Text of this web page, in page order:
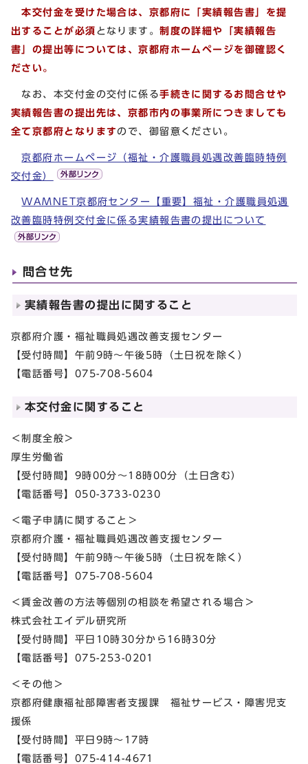
本交付金を受けた場合は、京都府に「実績報告書」を提
出することが必須 となります。制度の詳細や「実績報告
書」の提出等については、京都府ホームページを御確認く
ださい。
なお、本交付金の交付に係る手続きに関するお問合せや
実績報告書の提出先は、 京都市内の事業所につきましても
全て京都府となります ので、御留意ください。
京都府ホームページ（福祉・介護職員処遇改善臨時特例
交付金）
WAMNET京都府センター【重要】福祉・介護職員処遇
改善臨時特例交付金に係る実績報告書の提出について
問合せ先
実績報告書の提出に関すること
京都府介護・福祉職員処遇改善支援センター
【受付時間】午前9時～午後5時（土日祝を除く）
【電話番号】075-708-5604
本交付金に関すること
＜制度全般＞
厚生労働省
【受付時間】9時00分～18時00分（土日含む）
【電話番号】050-3733-0230
＜電子申請に関すること＞
京都府介護・福祉職員処遇改善支援センター
【受付時間】午前9時～午後5時（土日祝を除く）
【電話番号】075-708-5604
＜賃金改善の方法等個別の相談を希望される場合＞
株式会社エイデル研究所
【受付時間】平⽇10時30分から16時30分
【電話番号】075-253-0201
＜その他＞
京都府健康福祉部障害者支援課 福祉サービス・障害児支
援係
【受付時間】平日9時～17時
【電話番号】075-414-4671